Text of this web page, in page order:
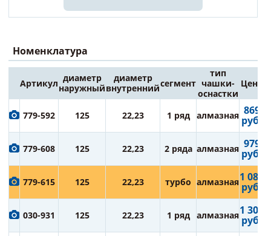
Номенклатура
Артикул диаметр
наружный
диаметр
внутреннийсегмент
тип
чашки-
оснастки
Цена
779-592 125 22,23 1 ряд алмазная 869
руб.
779-608 125 22,23 2 ряда алмазная 979
руб.
779-615 125 22,23 турбо алмазная1 089
руб.
030-931 125 22,23 1 ряд алмазная1 309
руб.